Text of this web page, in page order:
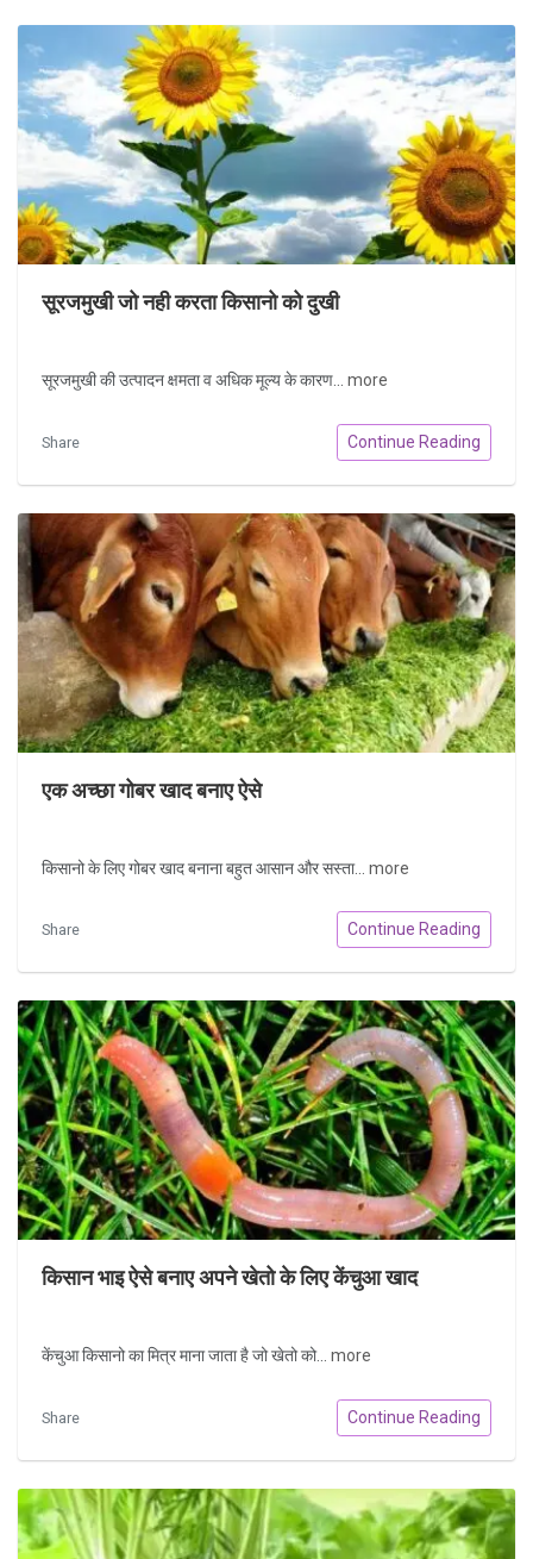
सूरजमुखी जो नही करता किसानो को दुखी
सूरजमुखी की उत्पादन क्षमता व अधिक मूल्य के कारण... more
Share Continue Reading
एक अच्छा गोबर खाद बनाए ऐसे
किसानो के लिए गोबर खाद बनाना बहुत आसान और सस्ता... more
Share Continue Reading
किसान भाइ ऐसे बनाए अपने खेतो के लिए केंचुआ खाद
केंचुआ किसानो का मित्र माना जाता है जो खेतो को... more
Share Continue Reading